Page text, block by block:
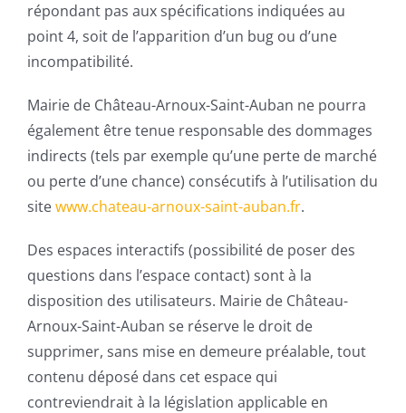
répondant pas aux spécifications indiquées au
point 4, soit de l’apparition d’un bug ou d’une
incompatibilité.
Mairie de Château-Arnoux-Saint-Auban ne pourra
également être tenue responsable des dommages
indirects (tels par exemple qu’une perte de marché
ou perte d’une chance) consécutifs à l’utilisation du
sitewww.chateau-arnoux-saint-auban.fr.
Des espaces interactifs (possibilité de poser des
questions dans l’espace contact) sont à la
disposition des utilisateurs. Mairie de Château-
Arnoux-Saint-Auban se réserve le droit de
supprimer, sans mise en demeure préalable, tout
contenu déposé dans cet espace qui
contreviendrait à la législation applicable en